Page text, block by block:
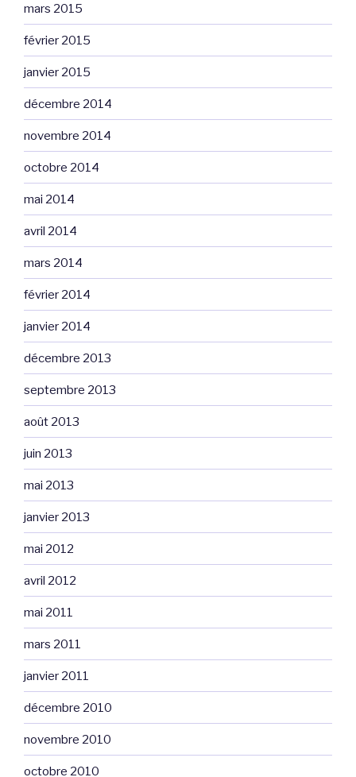
mars 2015
février 2015
janvier 2015
décembre 2014
novembre 2014
octobre 2014
mai 2014
avril 2014
mars 2014
février 2014
janvier 2014
décembre 2013
septembre 2013
août 2013
juin 2013
mai 2013
janvier 2013
mai 2012
avril 2012
mai 2011
mars 2011
janvier 2011
décembre 2010
novembre 2010
octobre 2010